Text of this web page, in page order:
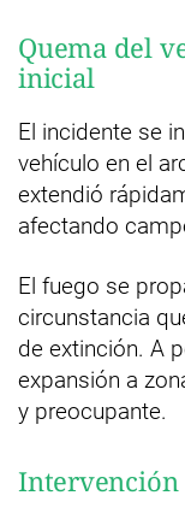
Quema del
inicial
El incidente se
vehículo en el
extendió
afectando
El fuego se
circunstancia
de extinción. A
expansión a
y preocupante.
Intervención